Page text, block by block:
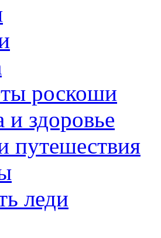
роскоши
и здоровье
путешествия
леди